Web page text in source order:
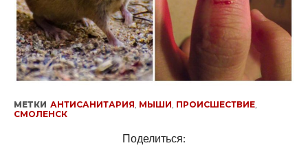
МЕТКИ АНТИСАНИТАРИЯ МЫШИ ПРОИСШЕСТВИЕ,
СМОЛЕНСК
Поделиться: